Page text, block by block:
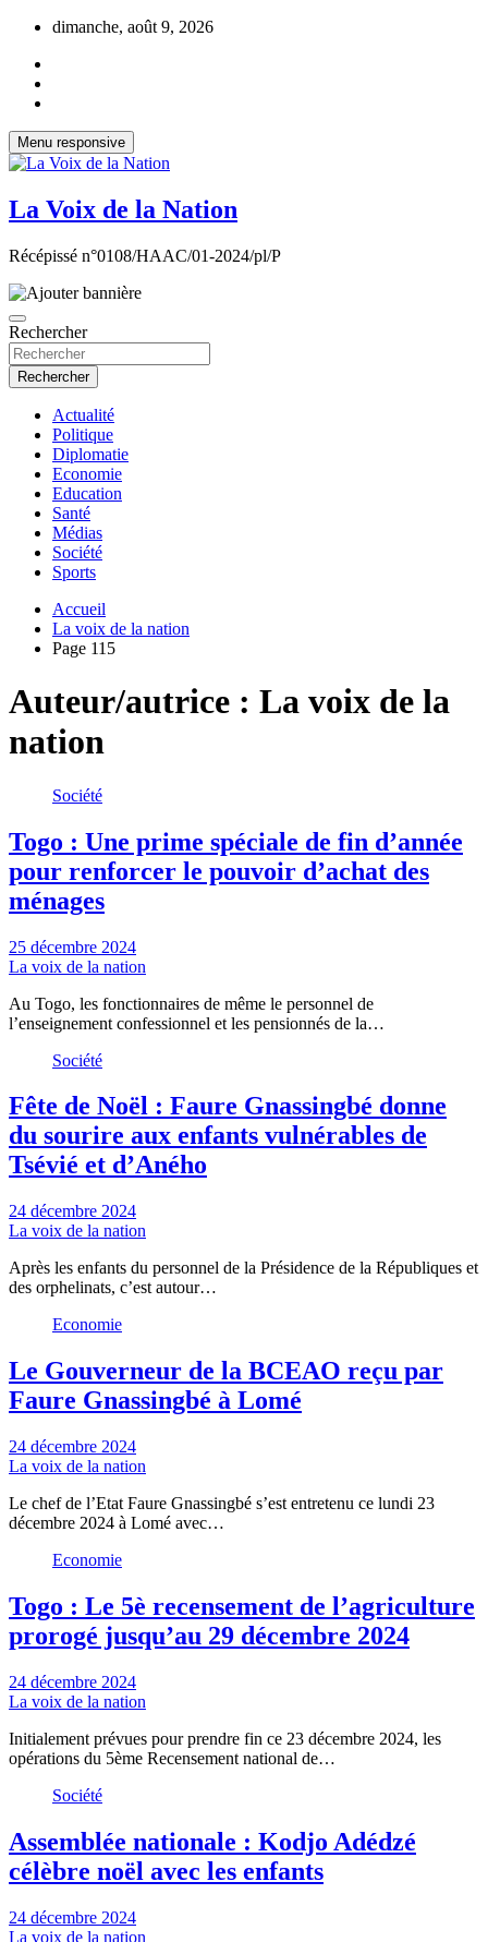
Aller
contenu
dimanche, août 9, 2026
Menu responsive
La Voix de la Nation
Récépissé n°0108/HAAC/01-2024/pl/P
Rechercher
Rechercher
Actualité
Politique
Diplomatie
Economie
Education
Santé
Médias
Société
Sports
Accueil
La voix de la nation
Page 115
Auteur/autrice : La voix de la
nation
Société
Togo : Une prime spéciale de fin d’année
pour renforcer le pouvoir d’achat des
ménages
25 décembre 2024
La voix de la nation
Au Togo, les fonctionnaires de même le personnel de
l’enseignement confessionnel et les pensionnés de la…
Société
Fête de Noël : Faure Gnassingbé donne
du sourire aux enfants vulnérables de
Tsévié et d’Aného
24 décembre 2024
La voix de la nation
Après les enfants du personnel de la Présidence de la Républiques et
des orphelinats, c’est autour…
Economie
Le Gouverneur de la BCEAO reçu par
Faure Gnassingbé à Lomé
24 décembre 2024
La voix de la nation
Le chef de l’Etat Faure Gnassingbé s’est entretenu ce lundi 23
décembre 2024 à Lomé avec…
Economie
Togo : Le 5è recensement de l’agriculture
prorogé jusqu’au 29 décembre 2024
24 décembre 2024
La voix de la nation
Initialement prévues pour prendre fin ce 23 décembre 2024, les
opérations du 5ème Recensement national de…
Société
Assemblée nationale : Kodjo Adédzé
célèbre noël avec les enfants
24 décembre 2024
La voix de la nation